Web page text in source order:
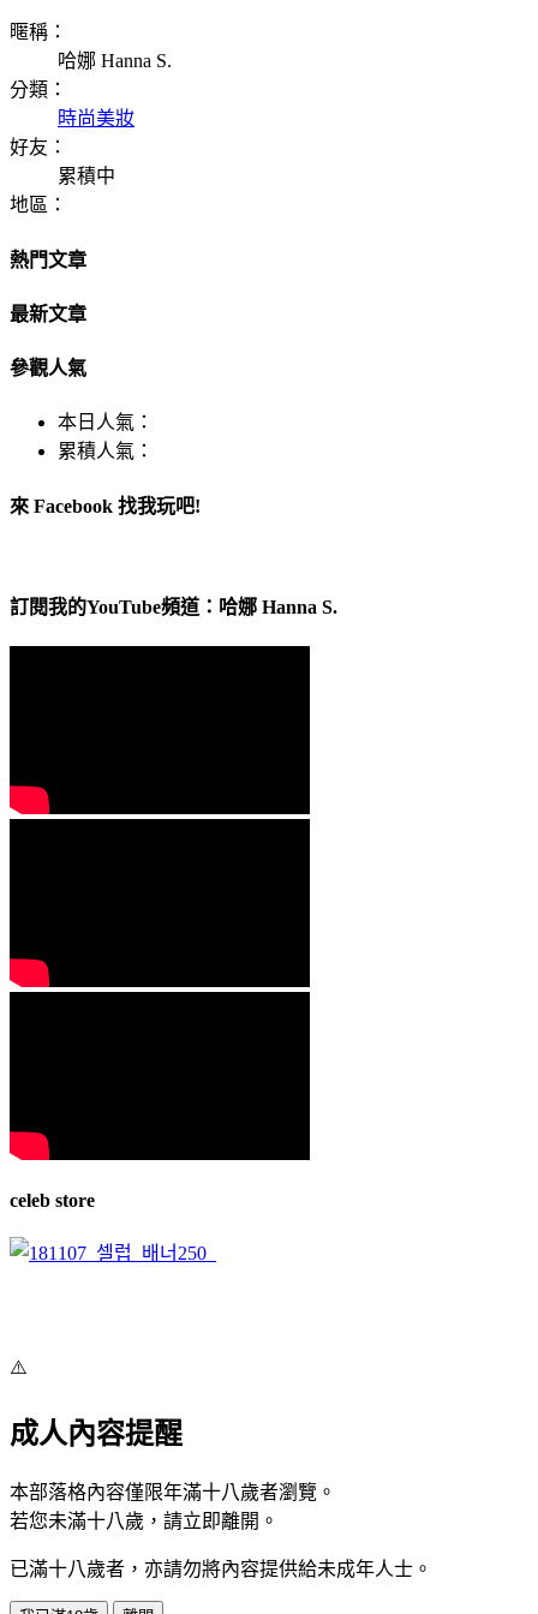
暱稱：
哈娜 Hanna S.
分類：
時尚美妝
好友：
累積中
地區：
熱門文章
最新文章
參觀人氣
本日人氣：
累積人氣：
來 Facebook 找我玩吧!
訂閱我的YouTube頻道：哈娜 Hanna S.
celeb store
⚠️
成人內容提醒
本部落格內容僅限年滿十八歲者瀏覽。
若您未滿十八歲，請立即離開。
已滿十八歲者，亦請勿將內容提供給未成年人士。